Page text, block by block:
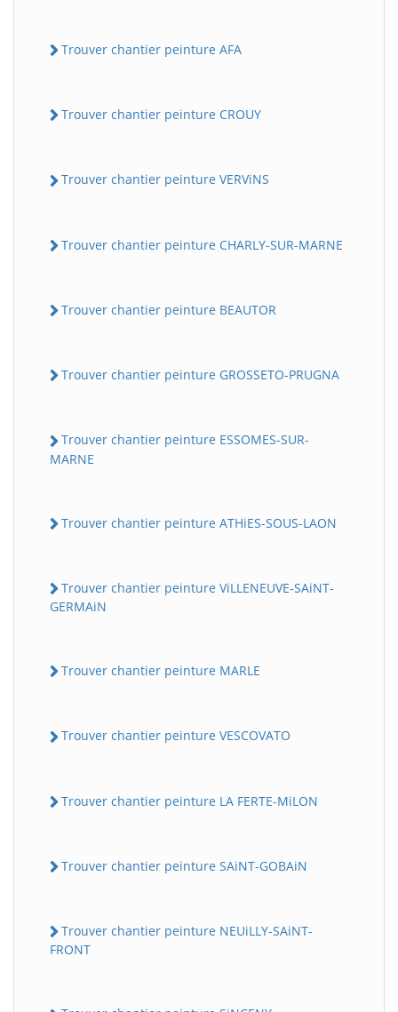
Trouver chantier peinture AFA
Trouver chantier peinture CROUY
Trouver chantier peinture VERViNS
Trouver chantier peinture CHARLY-SUR-MARNE
Trouver chantier peinture BEAUTOR
Trouver chantier peinture GROSSETO-PRUGNA
Trouver chantier peinture ESSOMES-SUR-
MARNE
Trouver chantier peinture ATHiES-SOUS-LAON
Trouver chantier peinture ViLLENEUVE-SAiNT-
GERMAiN
Trouver chantier peinture MARLE
Trouver chantier peinture VESCOVATO
Trouver chantier peinture LA FERTE-MiLON
Trouver chantier peinture SAiNT-GOBAiN
Trouver chantier peinture NEUiLLY-SAiNT-
FRONT